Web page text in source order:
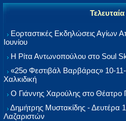
Εορταστικές Εκδηλώσεις Αγίων
Ιουνίου
Η Ρίτα Αντωνοπούλου στο Soul
«25ο Φεστιβάλ Βαρβάρας» 10-11-
Χαλκιδική
Ο Γιάννης Χαρούλης στο Θέατρο
Δημήτρης Μυστακίδης - Δευτέρα
Λαζαριστών